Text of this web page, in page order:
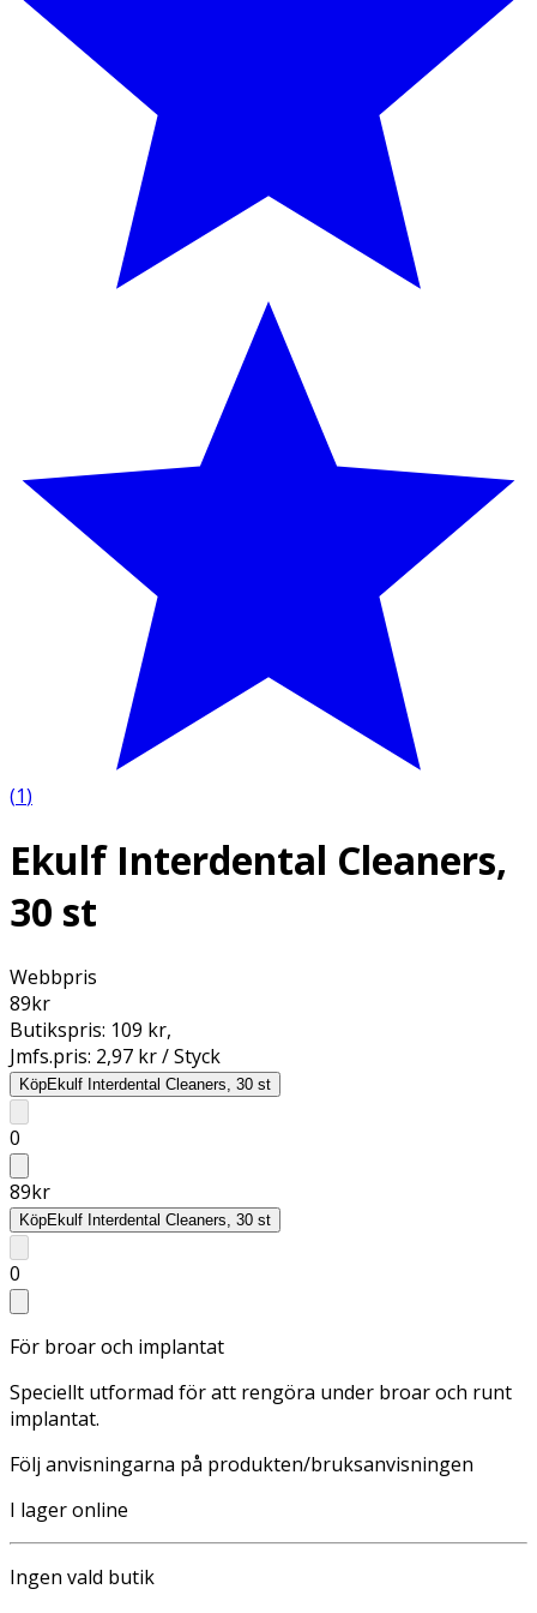
(1)
Ekulf Interdental Cleaners,
30 st
Webbpris
89kr
Butikspris: 109 kr,
Jmfs.pris: 2,97 kr / Styck
KöpEkulf Interdental Cleaners, 30 st
0
89kr
KöpEkulf Interdental Cleaners, 30 st
0
För broar och implantat
Speciellt utformad för att rengöra under broar och runt
implantat.
Följ anvisningarna på produkten/bruksanvisningen
I lager online
Ingen vald butik